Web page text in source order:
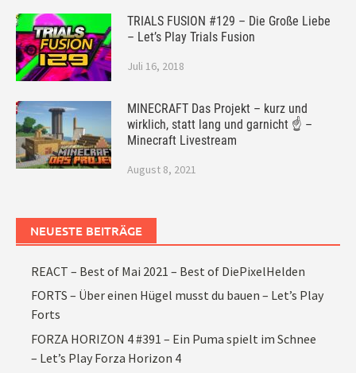
TRIALS FUSION #129 – Die Große Liebe
– Let’s Play Trials Fusion
Juli 16, 2018
MINECRAFT Das Projekt – kurz und
wirklich, statt lang und garnicht ☝ –
Minecraft Livestream
August 8, 2021
NEUESTE BEITRÄGE
REACT – Best of Mai 2021 – Best of DiePixelHelden
FORTS – Über einen Hügel musst du bauen – Let’s Play
Forts
FORZA HORIZON 4 #391 – Ein Puma spielt im Schnee
– Let’s Play Forza Horizon 4